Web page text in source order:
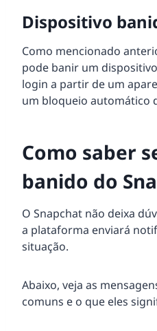
Dispositivo
Como mencionado
pode banir um
login a partir de um
um bloqueio automático
Como saber
banido do
O Snapchat não deixa
a plataforma enviará
situação.
Abaixo, veja as
comuns e o que eles